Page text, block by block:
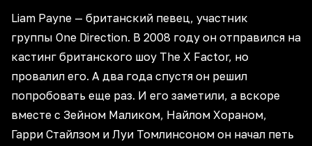
Liam Payne — британский певец, участник
группы One Direction. В 2008 году он отправился на
кастинг британского шоу The X Factor, но
провалил его. А два года спустя он решил
попробовать еще раз. И его заметили, а вскоре
вместе с Зейном Маликом, Найлом Хораном,
Гарри Стайлзом и Луи Томлинсоном он начал петь